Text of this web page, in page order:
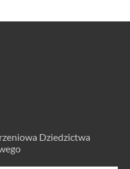
Dziedzictwa